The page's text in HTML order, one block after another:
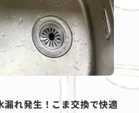
漏れ発生！こま交換で快適